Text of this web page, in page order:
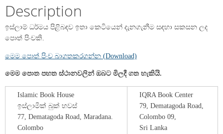
Description
ඉස්ලාම් ධර්මය පිළිබඳව ඉතා කෙටියෙන් දැනගැනීම සඳහා සකසන ලද
පොත් පිංචකි.
මෙම පොත් පිංච බාගතකරගන්න (Download)
මෙම පොත පහත ස්ථානවලින් ඔබට මිලදී ගත හැකියි.
Islamic Book House
ඉස්ලාමික් බුක් හවස්
77, Dematagoda Road, Maradana.
Colombo
IQRA Book Center
79, Dematagoda Road,
Colombo 09,
Sri Lanka